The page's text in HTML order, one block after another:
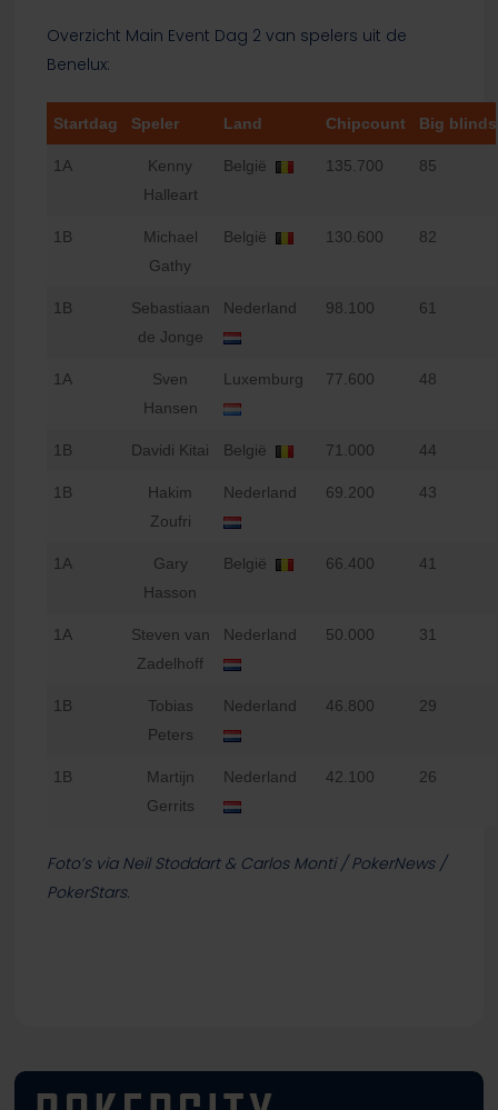
Overzicht Main Event Dag 2 van spelers uit de
Benelux:
Startdag Speler Land Chipcount Big blinds
1A
Kenny
Halleart
België 135.700 85
1B
Michael
Gathy
België 130.600 82
1B
Sebastiaan
de Jonge
Nederland 98.100 61
1A
Sven
Hansen
Luxemburg 77.600 48
1B Davidi Kitai België 71.000 44
1B
Hakim
Zoufri
Nederland 69.200 43
1A
Gary
Hasson
België 66.400 41
1A
Steven van
Zadelhoff
Nederland 50.000 31
1B
Tobias
Peters
Nederland 46.800 29
1B
Martijn
Gerrits
Nederland 42.100 26
Foto’s via Neil Stoddart & Carlos Monti / PokerNews /
PokerStars.